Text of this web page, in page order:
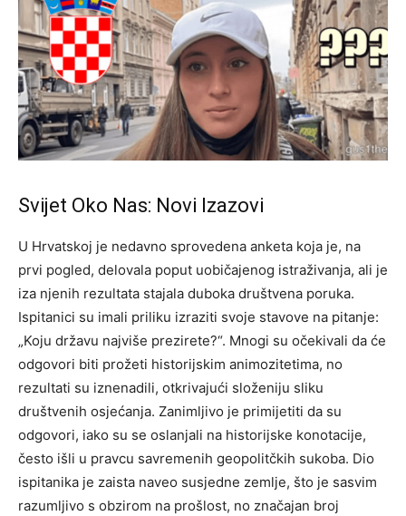
Svijet Oko Nas: Novi Izazovi
U Hrvatskoj je nedavno sprovedena anketa koja je, na
prvi pogled, delovala poput uobičajenog istraživanja, ali je
iza njenih rezultata stajala duboka društvena poruka.
Ispitanici su imali priliku izraziti svoje stavove na pitanje:
„Koju državu najviše prezirete?“. Mnogi su očekivali da će
odgovori biti prožeti historijskim animozitetima, no
rezultati su iznenadili, otkrivajući složeniju sliku
društvenih osjećanja. Zanimljivo je primijetiti da su
odgovori, iako su se oslanjali na historijske konotacije,
često išli u pravcu savremenih geopolitčkih sukoba. Dio
ispitanika je zaista naveo susjedne zemlje, što je sasvim
razumljivo s obzirom na prošlost, no značajan broj